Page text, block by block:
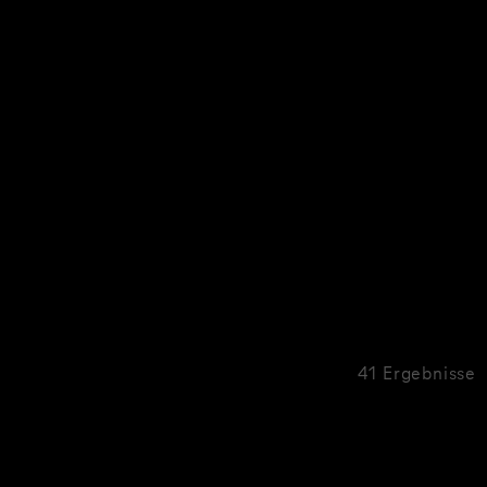
41 Ergebnisse